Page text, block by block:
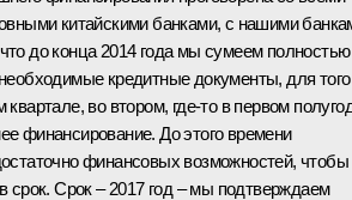
китайскими банками, с нашими
до конца 2014 года мы сумеем полностью
кредитные документы, для того
во втором, где‑то в первом
финансирование. До этого времени
финансовых возможностей, чтобы
срок. Срок – 2017 год – мы подтверждаем